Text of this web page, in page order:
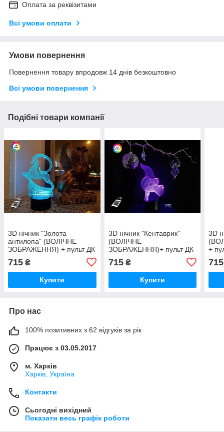
Оплата за реквізитами
Всі умови оплати
Умови повернення
Повернення товару впродовж 14 днів безкоштовно
Всі умови повернення
Подібні товари компанії
3D нічник "Золота
антилопа" (ВОЛІЧНЕ
ЗОБРАЖЕННЯ) + пульт ДК
+батарейки (3ААА)
3DTOYSLAMP
715 ₴
Купити
3D нічник "Кентаврик"
(ВОЛІЧНЕ
ЗОБРАЖЕННЯ)+ пульт ДК
адаптер +батарейки
(3ААА) 3DTOYSLAMP
715₴
Купити
3D
+
715
Про нас
100% позитивних з 62 відгуків за рік
Працює з 03.05.2017
м. Харків
Харків, Україна
Контакти
Сьогодні вихідний
Показати весь графік роботи